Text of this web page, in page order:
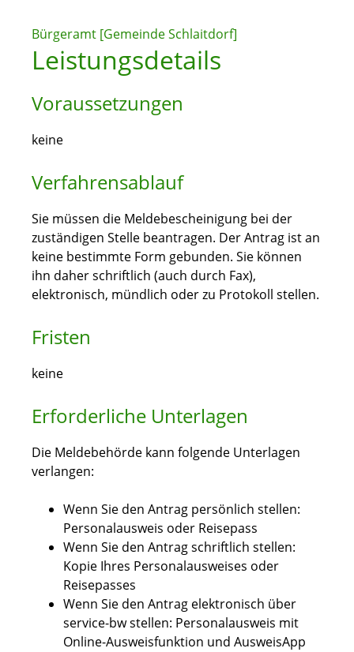
Bürgeramt [Gemeinde Schlaitdorf]
Leistungsdetails
Voraussetzungen
keine
Verfahrensablauf
Sie müssen die Meldebescheinigung bei der
zuständigen Stelle beantragen. Der Antrag ist an
keine bestimmte Form gebunden. Sie können
ihn daher schriftlich (auch durch Fax),
elektronisch, mündlich oder zu Protokoll stellen.
Fristen
keine
Erforderliche Unterlagen
Die Meldebehörde kann folgende Unterlagen
verlangen:
Wenn Sie den Antrag persönlich stellen:
Personalausweis oder Reisepass
Wenn Sie den Antrag schriftlich stellen:
Kopie Ihres Personalausweises oder
Reisepasses
Wenn Sie den Antrag elektronisch über
service-bw stellen: Personalausweis mit
Online-Ausweisfunktion und AusweisApp